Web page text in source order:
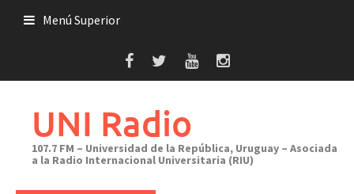
Menú Superior
UNI Radio
107.7 FM – Universidad de la República, Uruguay – Asociada
a la Radio Internacional Universitaria (RIU)